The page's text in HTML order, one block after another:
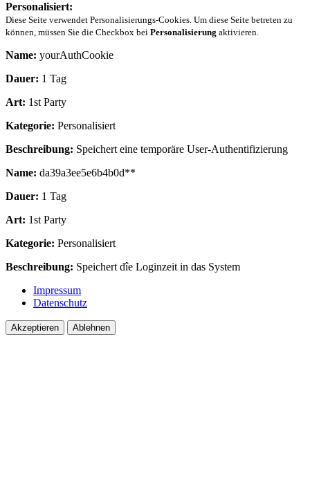
Personalisiert:
Diese Seite verwendet Personalisierungs-Cookies. Um diese Seite betreten zu
können, müssen Sie die Checkbox bei Personalisierung aktivieren.
Name: yourAuthCookie
Dauer: 1 Tag
Art: 1st Party
Kategorie: Personalisiert
Beschreibung: Speichert eine temporäre User-Authentifizierung
Name: da39a3ee5e6b4b0d**
Dauer: 1 Tag
Art: 1st Party
Kategorie: Personalisiert
Beschreibung: Speichert dîe Loginzeit in das System
Impressum
Datenschutz
Akzeptieren Ablehnen